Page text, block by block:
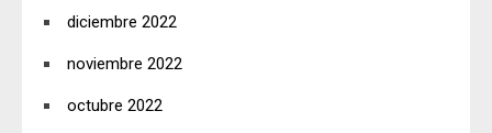
diciembre 2022
noviembre 2022
octubre 2022